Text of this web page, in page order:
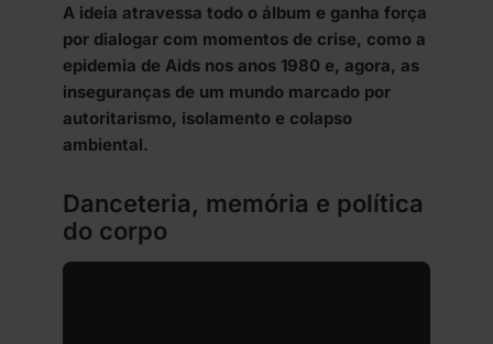
A ideia atravessa todo o álbum e ganha força
por dialogar com momentos de crise, como a
epidemia de Aids nos anos 1980 e, agora, as
inseguranças de um mundo marcado por
autoritarismo, isolamento e colapso
ambiental.
Danceteria, memória e política
do corpo